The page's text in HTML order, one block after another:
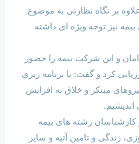
بر نگاه نظارتی به موضوع
نیز توجه ویژه ای داشته
و این شرکت بیمه را حضور
کرد و گفت: با برنامه ریزی
مبتکر و خلاق به افزایش
کارشناسان رشته های بیمه
زندگی و تامین آتیه و سایر